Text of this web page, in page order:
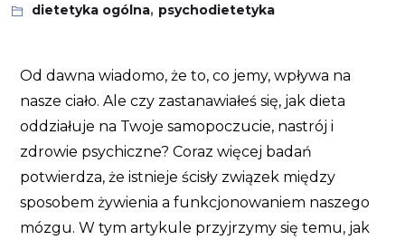
dietetyka ogólna, psychodietetyka
Od dawna wiadomo, że to, co jemy, wpływa na
nasze ciało. Ale czy zastanawiałeś się, jak dieta
oddziałuje na Twoje samopoczucie, nastrój i
zdrowie psychiczne? Coraz więcej badań
potwierdza, że istnieje ścisły związek między
sposobem żywienia a funkcjonowaniem naszego
mózgu. W tym artykule przyjrzymy się temu, jak